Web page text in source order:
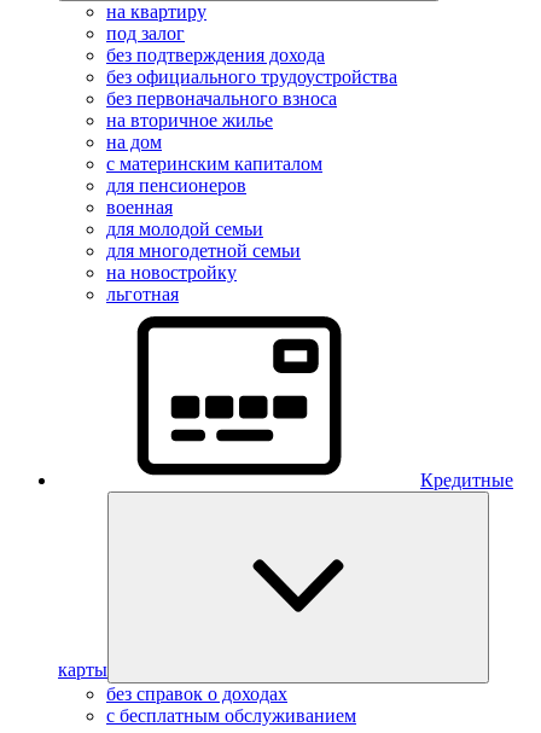
на квартиру
под залог
без подтверждения дохода
без официального трудоустройства
без первоначального взноса
на вторичное жилье
на дом
с материнским капиталом
для пенсионеров
военная
для молодой семьи
для многодетной семьи
на новостройку
льготная
Кредитные
карты
без справок о доходах
с бесплатным обслуживанием